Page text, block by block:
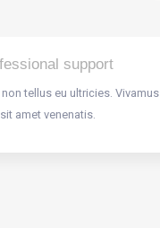
support
tellus eu ultricies. Vivamus
amet venenatis.